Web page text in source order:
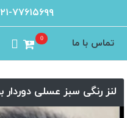
۰۲۱-
تماس با ما 0
لنز رنگی سبز عسلی دوردار